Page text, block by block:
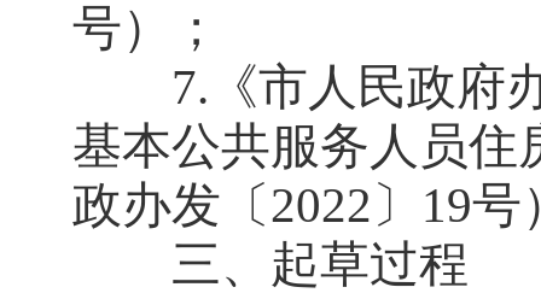
号）；
7.《市人民政府办
基本公共服务人员住
政办发〔2022〕19号
三、起草过程